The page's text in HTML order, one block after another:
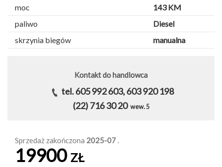
moc
143 KM
paliwo
Diesel
skrzynia biegów
manualna
Kontakt do handlowca
tel. 605 992 603, 603 920 198
(22) 716 30 20 wew. 5
Sprzedaż zakończona 2025-07 .
19900 ZŁ